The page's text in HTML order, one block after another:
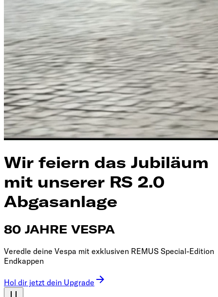
Wir feiern das Jubiläum
mit unserer RS 2.0
Abgasanlage
80 JAHRE VESPA
Veredle deine Vespa mit exklusiven REMUS Special-Edition
Endkappen
Hol dir jetzt dein Upgrade